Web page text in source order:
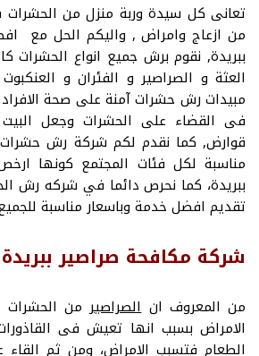
تعانى كل سيدة وربة منزل من الحشرات
من ازعاج وامراض , واليكم الحل مع
ببريدة, نقوم برش جميع انواع الحشرات
العثة و الصراصير و الفئران و
مبيدات رش حشرات آمنة على صحة
فى القضاء على الحشرات وجعل
قوارض, كما نقدم لكم شركة رش حشرات
مناسبة لكل فئات المجتمع كونها
ببريدة، كما نحرص دائما في شركه رش
تقديم افضل خدمة وباسعار مناسبة
شركة مكافحة صراصير ببريدة
من المعروف انالصراصيرمن الحشرات
الامراض بسبب انها تعيش فى
الطعام فتسبب الامراض، ومن ثم القاء